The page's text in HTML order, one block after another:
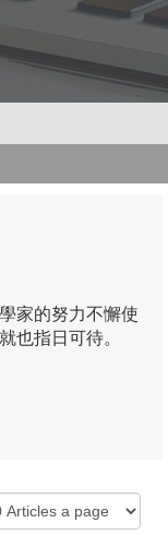
家的努力不懈使
也指日可待。